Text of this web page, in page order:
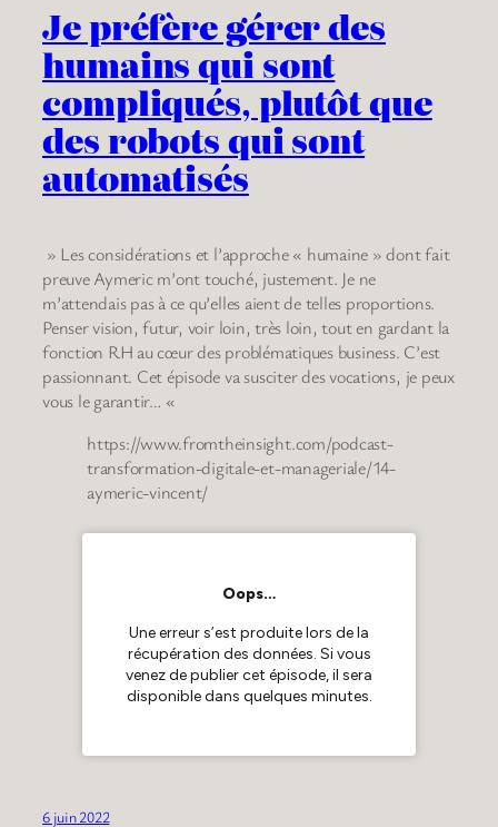
Je préfère gérer des
humains qui sont
compliqués, plutôt que
des robots qui sont
automatisés
» Les considérations et l’approche « humaine » dont fait
preuve Aymeric m’ont touché, justement. Je ne
m’attendais pas à ce qu’elles aient de telles proportions.
Penser vision, futur, voir loin, très loin, tout en gardant la
fonction RH au cœur des problématiques business. C’est
passionnant. Cet épisode va susciter des vocations, je peux
vous le garantir… «
https://www.fromtheinsight.com/podcast-
transformation-digitale-et-manageriale/14-
aymeric-vincent/
6 juin 2022